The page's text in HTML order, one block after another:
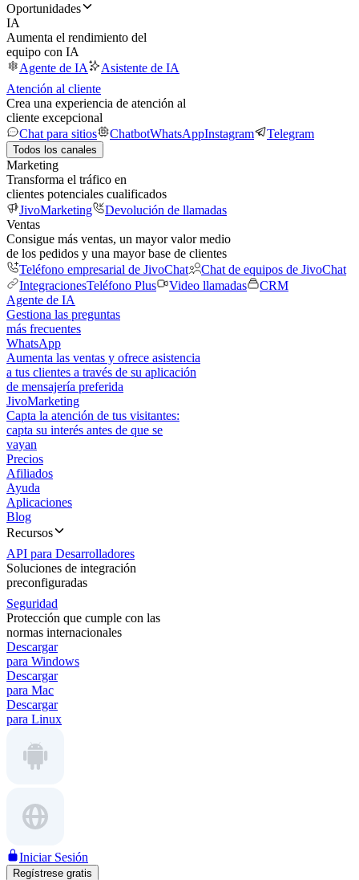
Oportunidades
IA
Aumenta el rendimiento del
equipo con IA
Agente de IA
Asistente de IA
Atención al cliente
Crea una experiencia de atención al
cliente excepcional
Chat para sitios
ChatbotWhatsAppInstagram Telegram
Todos los canales
Marketing
Transforma el tráfico en
clientes potenciales cualificados
JivoMarketing
Devolución de llamadas
Ventas
Consigue más ventas, un mayor valor medio
de los pedidos y una mayor base de clientes
Teléfono empresarial de JivoChat
Chat de equipos de JivoChat
IntegracionesTeléfono Plus Video llamadas
CRM
Agente de IA
Gestiona las preguntas
más frecuentes
WhatsApp
Aumenta las ventas y ofrece asistencia
a tus clientes a través de su aplicación
de mensajería preferida
JivoMarketing
Capta la atención de tus visitantes:
capta su interés antes de que se
vayan
Precios
Afiliados
Ayuda
Aplicaciones
Blog
Recursos
API para Desarrolladores
Soluciones de integración
preconfiguradas
Seguridad
Protección que cumple con las
normas internacionales
Descargar
para Windows
Descargar
para Mac
Descargar
para Linux
Iniciar Sesión
Regístrese gratis